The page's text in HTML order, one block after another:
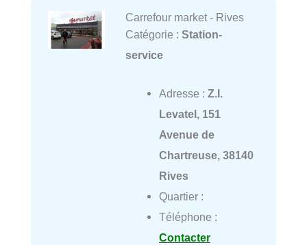
Carrefour market - Rives
Catégorie : Station-
service
Adresse : Z.I.
Levatel, 151
Avenue de
Chartreuse, 38140
Rives
Quartier :
Téléphone :
Contacter